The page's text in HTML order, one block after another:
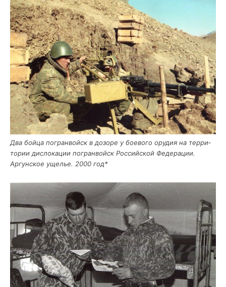
Два бой­ца погран­войск в дозо­ре у бое­во­го ору­дия на тер­ри­
то­рии дис­ло­ка­ции погран­войск Рос­сий­ской Феде­ра­ции.
Аргун­ское уще­лье. 2000 год*